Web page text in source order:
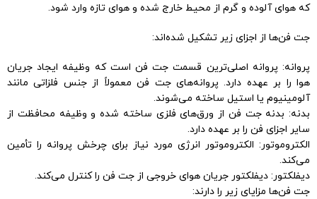
که هوای آلوده و گرم از محیط خارج شده و هوای تازه وارد شود.
جت فن‌ها از اجزای زیر تشکیل شده‌اند:
پروانه: پروانه اصلی‌ترین قسمت جت فن است که وظیفه ایجاد جریان
هوا را بر عهده دارد. پروانه‌های جت فن معمولاً از جنس فلزاتی مانند
آلومینیوم یا استیل ساخته می‌شوند.
بدنه: بدنه جت فن از ورق‌های فلزی ساخته شده و وظیفه محافظت از
سایر اجزای فن را بر عهده دارد.
الکتروموتور: الکتروموتور انرژی مورد نیاز برای چرخش پروانه را تأمین
می‌کند.
دیفلکتور: دیفلکتور جریان هوای خروجی از جت فن را کنترل می‌کند.
جت فن‌ها مزایای زیر را دارند: